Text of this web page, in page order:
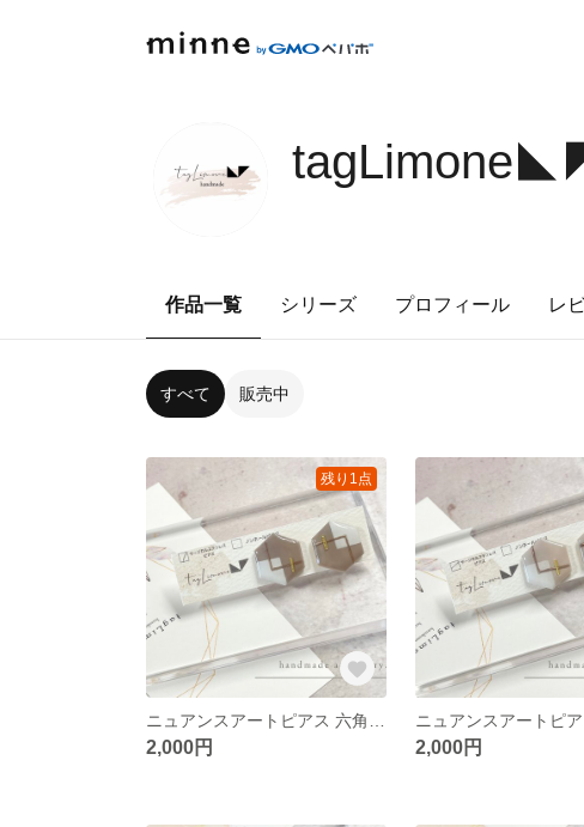
作品一覧 シリーズ プロフィール レ
すべて 販売中
残り1点
2,000円 2,000円